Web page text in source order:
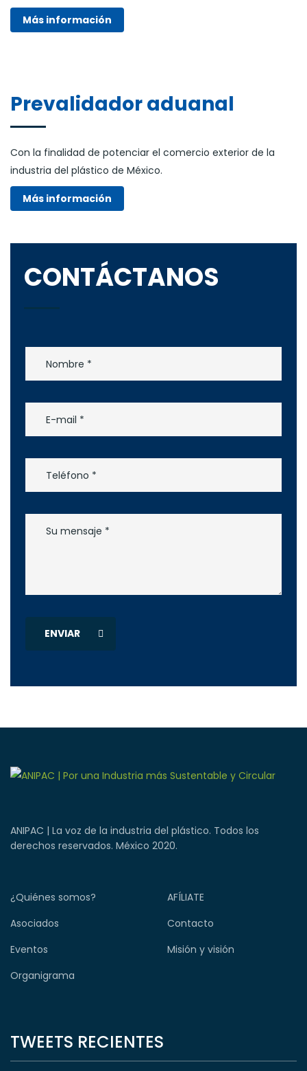
Más información
Prevalidador aduanal
Con la finalidad de potenciar el comercio exterior de la
industria del plástico de México.
Más información
CONTÁCTANOS
ENVIAR
ANIPAC | La voz de la industria del plástico. Todos los
derechos reservados. México 2020.
¿Quiénes somos?
AFÍLIATE
Asociados
Contacto
Eventos
Misión y visión
Organigrama
TWEETS RECIENTES